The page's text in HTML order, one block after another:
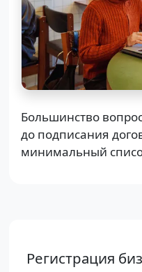
Большинство
до подписания
минимальный
Регистрация